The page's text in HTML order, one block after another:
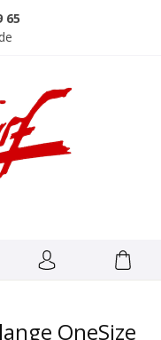
65
OneSize